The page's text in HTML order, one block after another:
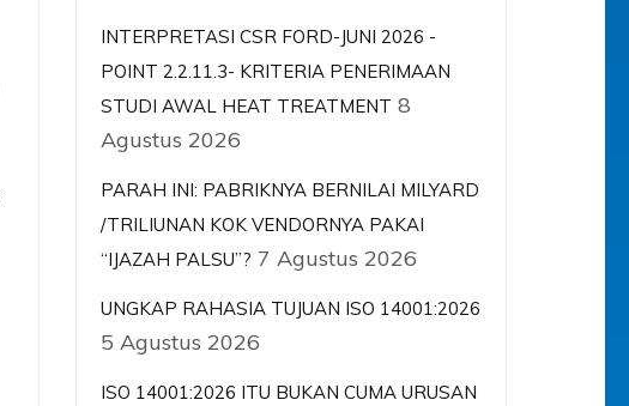
INTERPRETASI CSR FORD-JUNI 2026 -
POINT 2.2.11.3- KRITERIA PENERIMAAN
STUDI AWAL HEAT TREATMENT 8
Agustus 2026
PARAH INI: PABRIKNYA BERNILAI MILYARD
/TRILIUNAN KOK VENDORNYA PAKAI
“IJAZAH PALSU”? 7 Agustus 2026
UNGKAP RAHASIA TUJUAN ISO 14001:2026
5 Agustus 2026
ISO 14001:2026 ITU BUKAN CUMA URUSAN